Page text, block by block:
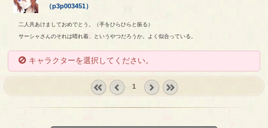
（p3p003451）
二人共あけましておめでとう。（手をひらひらと振る）
サーシャさんのそれは晴れ着、というやつだろうか。よく似合っている。
キャラクターを選択してください。
1